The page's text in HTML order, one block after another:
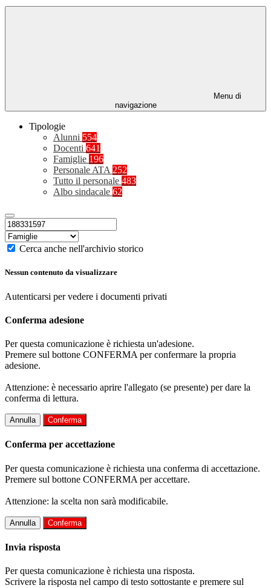
Menu di
navigazione
Tipologie
Alunni 554
Docenti 641
Famiglie 196
Personale ATA 252
Tutto il personale 483
Albo sindacale 62
Cerca anche nell'archivio storico
Nessun contenuto da visualizzare
Autenticarsi per vedere i documenti privati
Conferma adesione
Per questa comunicazione è richiesta un'adesione.
Premere sul bottone CONFERMA per confermare la propria
adesione.
Attenzione: è necessario aprire l'allegato (se presente) per dare la
conferma di lettura.
Annulla Conferma
Conferma per accettazione
Per questa comunicazione è richiesta una conferma di accettazione.
Premere sul bottone CONFERMA per accettare.
Attenzione: la scelta non sarà modificabile.
Annulla Conferma
Invia risposta
Per questa comunicazione è richiesta una risposta.
Scrivere la risposta nel campo di testo sottostante e premere sul